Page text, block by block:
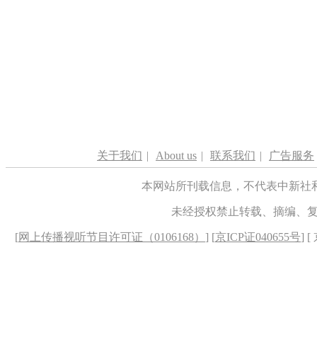
关于我们 | About us | 联系我们 | 广告服务
本网站所刊载信息，不代表中新
未经授权禁止转载、摘编、
[网上传播视听节目许可证（0106168） ] [京ICP证040655号] [